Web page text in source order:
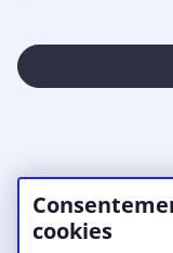
cookies